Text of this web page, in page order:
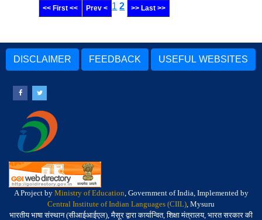
<< First << Prev < 1 2 >> Last >>
DISCLAIMER FEEDBACK USEFUL WEBSITES
A Project by Ministry of Education, Government of India, Implemented by
Central Institute of Indian Languages (CIIL), Mysuru
भारतीय भाषा संस्थान (सीआईआईएल), मैसूर द्वारा कार्यान्वित, शिक्षा मंत्रालय, भारत सरकार की